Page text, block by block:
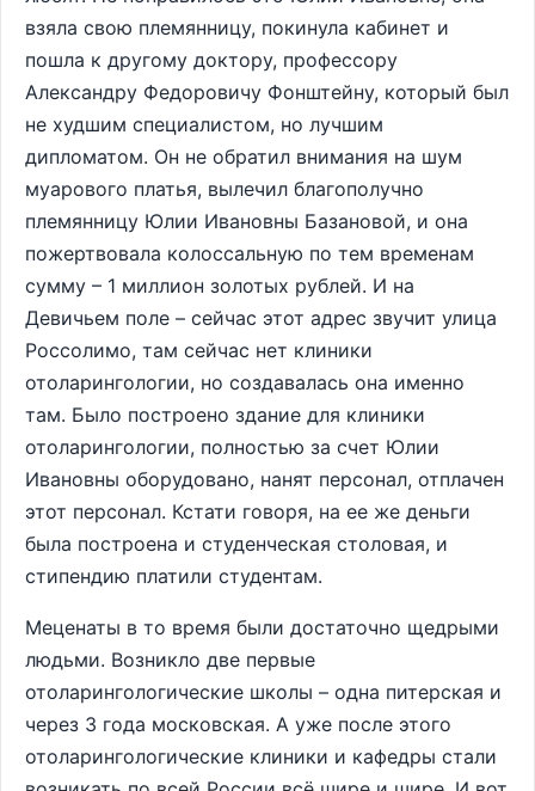
взяла свою племянницу, покинула кабинет и
пошла к другому доктору, профессору
Александру Федоровичу Фонштейну, который был
не худшим специалистом, но лучшим
дипломатом. Он не обратил внимания на шум
муарового платья, вылечил благополучно
племянницу Юлии Ивановны Базановой, и она
пожертвовала колоссальную по тем временам
сумму – 1 миллион золотых рублей. И на
Девичьем поле – сейчас этот адрес звучит улица
Россолимо, там сейчас нет клиники
отоларингологии, но создавалась она именно
там. Было построено здание для клиники
отоларингологии, полностью за счет Юлии
Ивановны оборудовано, нанят персонал, отплачен
этот персонал. Кстати говоря, на ее же деньги
была построена и студенческая столовая, и
стипендию платили студентам.
Меценаты в то время были достаточно щедрыми
людьми. Возникло две первые
отоларингологические школы – одна питерская и
через 3 года московская. А уже после этого
отоларингологические клиники и кафедры стали